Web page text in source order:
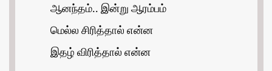
ஆனந்தம்.. இன்று ஆரம்பம்
மெல்ல சிரித்தால் என்ன
இதழ் விரித்தால் என்ன